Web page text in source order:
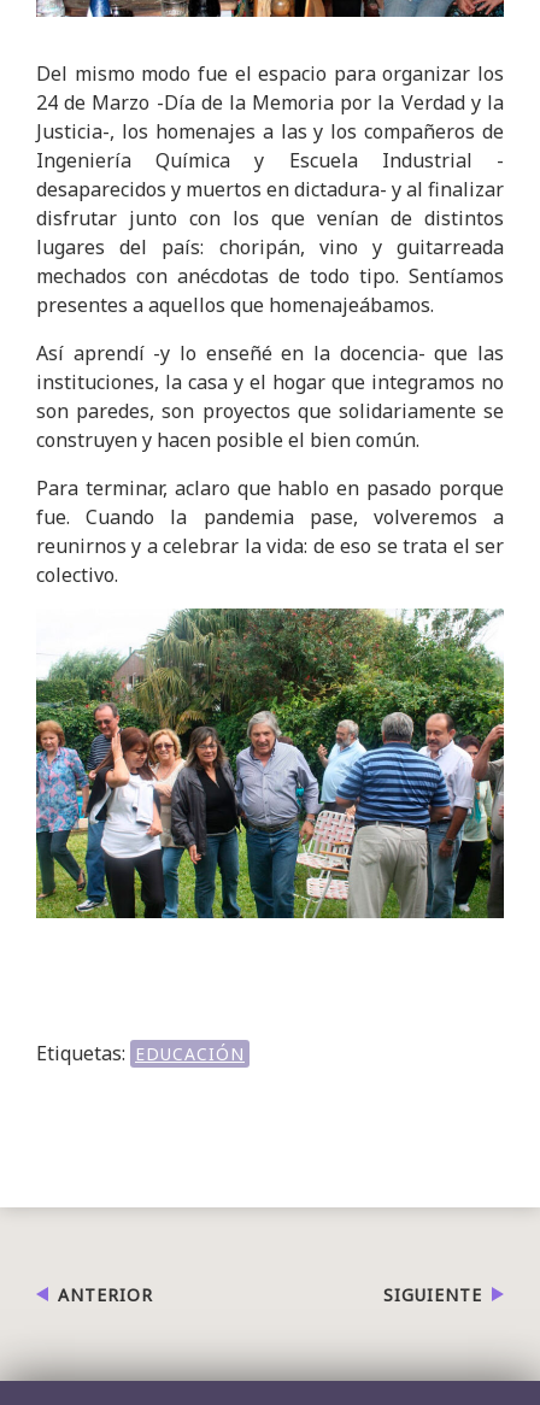
Del mismo modo fue el espacio para organizar los
24 de Marzo -Día de la Memoria por la Verdad y la
Justicia-, los homenajes a las y los compañeros de
Ingeniería Química y Escuela Industrial -
desaparecidos y muertos en dictadura- y al finalizar
disfrutar junto con los que venían de distintos
lugares del país: choripán, vino y guitarreada
mechados con anécdotas de todo tipo. Sentíamos
presentes a aquellos que homenajeábamos.
Así aprendí -y lo enseñé en la docencia- que las
instituciones, la casa y el hogar que integramos no
son paredes, son proyectos que solidariamente se
construyen y hacen posible el bien común.
Para terminar, aclaro que hablo en pasado porque
fue. Cuando la pandemia pase, volveremos a
reunirnos y a celebrar la vida: de eso se trata el ser
colectivo.
Etiquetas: EDUCACIÓN
ANTERIOR SIGUIENTE